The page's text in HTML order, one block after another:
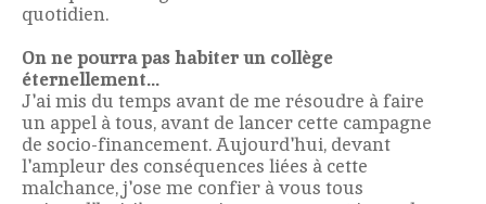
quotidien.
On ne pourra pas habiter un collège
éternellement...
J'ai mis du temps avant de me résoudre à faire
un appel à tous, avant de lancer cette campagne
de socio-financement. Aujourd'hui, devant
l'ampleur des conséquences liées à cette
malchance, j'ose me confier à vous tous